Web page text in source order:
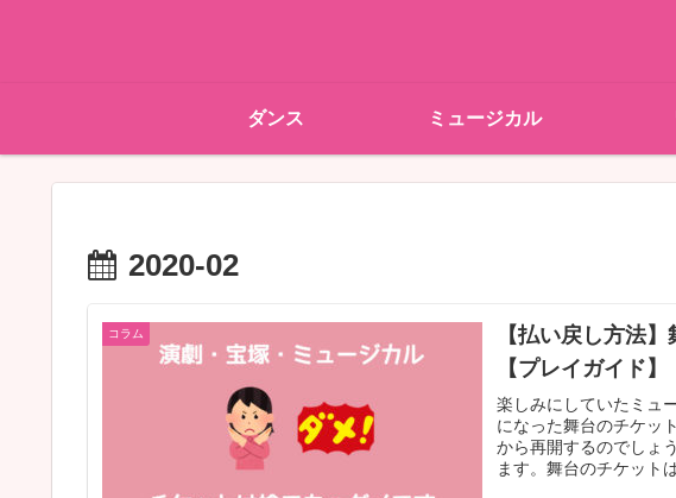
ダンス ミュージカル
2020-02
コラム
【払い戻し方法
【プレイガイド】
楽しみにしていたミュ
になった舞台のチケッ
から再開するのでしょ
ます。舞台のチケット